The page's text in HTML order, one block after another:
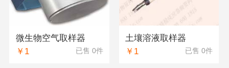
微生物空气取样器
￥1
已售 0件
土壤溶液取样器
￥1
已售 0件